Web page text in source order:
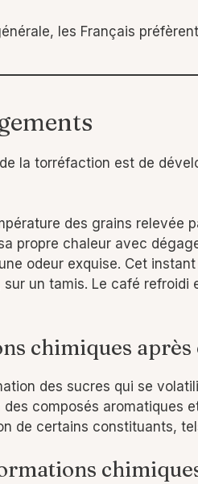
les Français
la torréfaction est de
des grains
propre chaleur avec
odeur exquise. Cet
un tamis. Le café refroidi
chimiques après
des sucres qui se
des composés aromatiques
de certains constituants,